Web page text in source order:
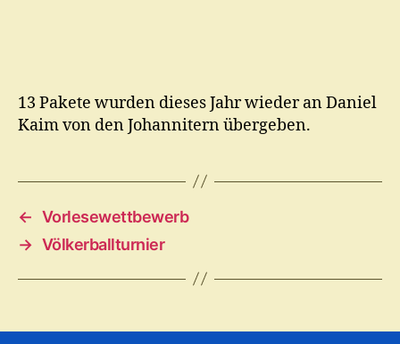
13 Pakete wurden dieses Jahr wieder an Daniel
Kaim von den Johannitern übergeben.
← Vorlesewettbewerb
→ Völkerballturnier